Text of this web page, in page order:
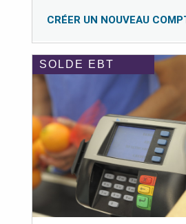
CRÉER UN NOUVEAU
SOLDE EBT